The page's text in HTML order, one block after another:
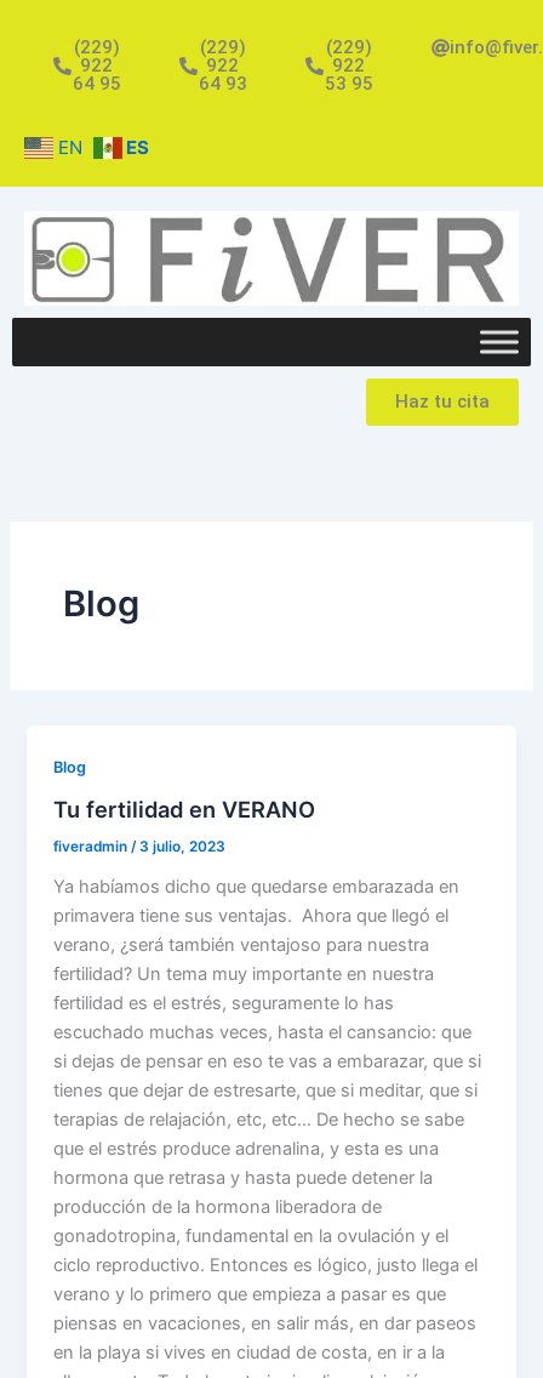
contenido
(229)
922
64 95
(229)
922
64 93
(229)
922
53 95
EN ES
Haz tu cita
Blog
Blog
Tu fertilidad en VERANO
fiveradmin/3 julio, 2023
Ya habíamos dicho que quedarse embarazada en
primavera tiene sus ventajas. Ahora que llegó el
verano, ¿será también ventajoso para nuestra
fertilidad? Un tema muy importante en nuestra
fertilidad es el estrés, seguramente lo has
escuchado muchas veces, hasta el cansancio: que
si dejas de pensar en eso te vas a embarazar, que si
tienes que dejar de estresarte, que si meditar, que si
terapias de relajación, etc, etc… De hecho se sabe
que el estrés produce adrenalina, y esta es una
hormona que retrasa y hasta puede detener la
producción de la hormona liberadora de
gonadotropina, fundamental en la ovulación y el
ciclo reproductivo. Entonces es lógico, justo llega el
verano y lo primero que empieza a pasar es que
piensas en vacaciones, en salir más, en dar paseos
en la playa si vives en ciudad de costa, en ir a la